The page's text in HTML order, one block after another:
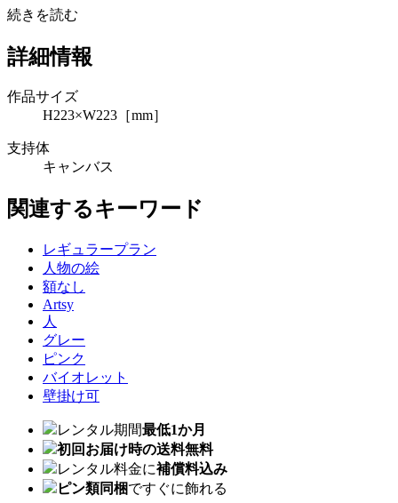
続きを読む
詳細情報
作品サイズ
H223×W223［mm］
支持体
キャンバス
関連するキーワード
レギュラープラン
人物の絵
額なし
Artsy
人
グレー
ピンク
バイオレット
壁掛け可
レンタル期間最低1か月
初回お届け時の送料無料
レンタル料金に補償料込み
ピン類同梱ですぐに飾れる